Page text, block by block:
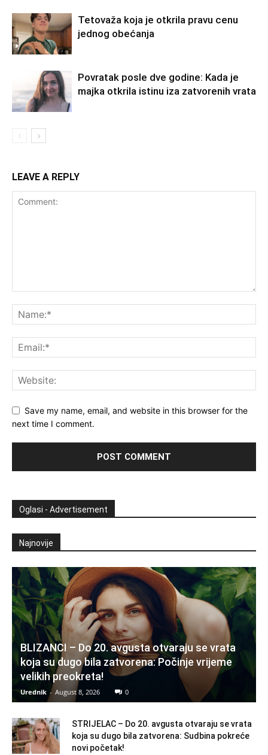
Tetovaža koja je otkrila pravu cenu
jednog obećanja
Povratak posle dve godine: Kada je
majka otkrila istinu iza zatvorenih vrata
LEAVE A REPLY
Save my name, email, and website in this browser for the
next time I comment.
Oglasi - Advertisement
Najnovije
BLIZANCI – Do 20. avgusta otvaraju se vrata
koja su dugo bila zatvorena: Počinje vrijeme
velikih preokreta!
Urednik - August 8, 2026 0
STRIJELAC – Do 20. avgusta otvaraju se vrata
koja su dugo bila zatvorena: Sudbina pokreće
novi početak!